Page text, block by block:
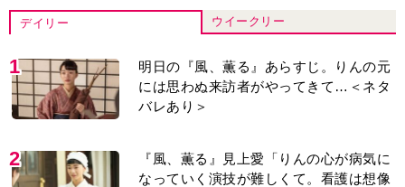
デイリー ウイークリー
1
明日の『風、薫る』あらすじ。りんの元
には思わぬ来訪者がやってきて…＜ネタ
バレあり＞
2
『風、薫る』見上愛「りんの心が病気に
なっていく演技が難しくて。看護は想像